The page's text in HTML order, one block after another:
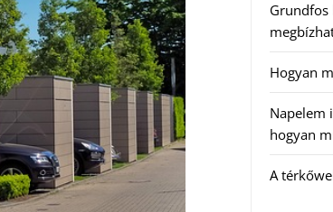
Grundfos
Hogyan
Napelem
hogyan
A